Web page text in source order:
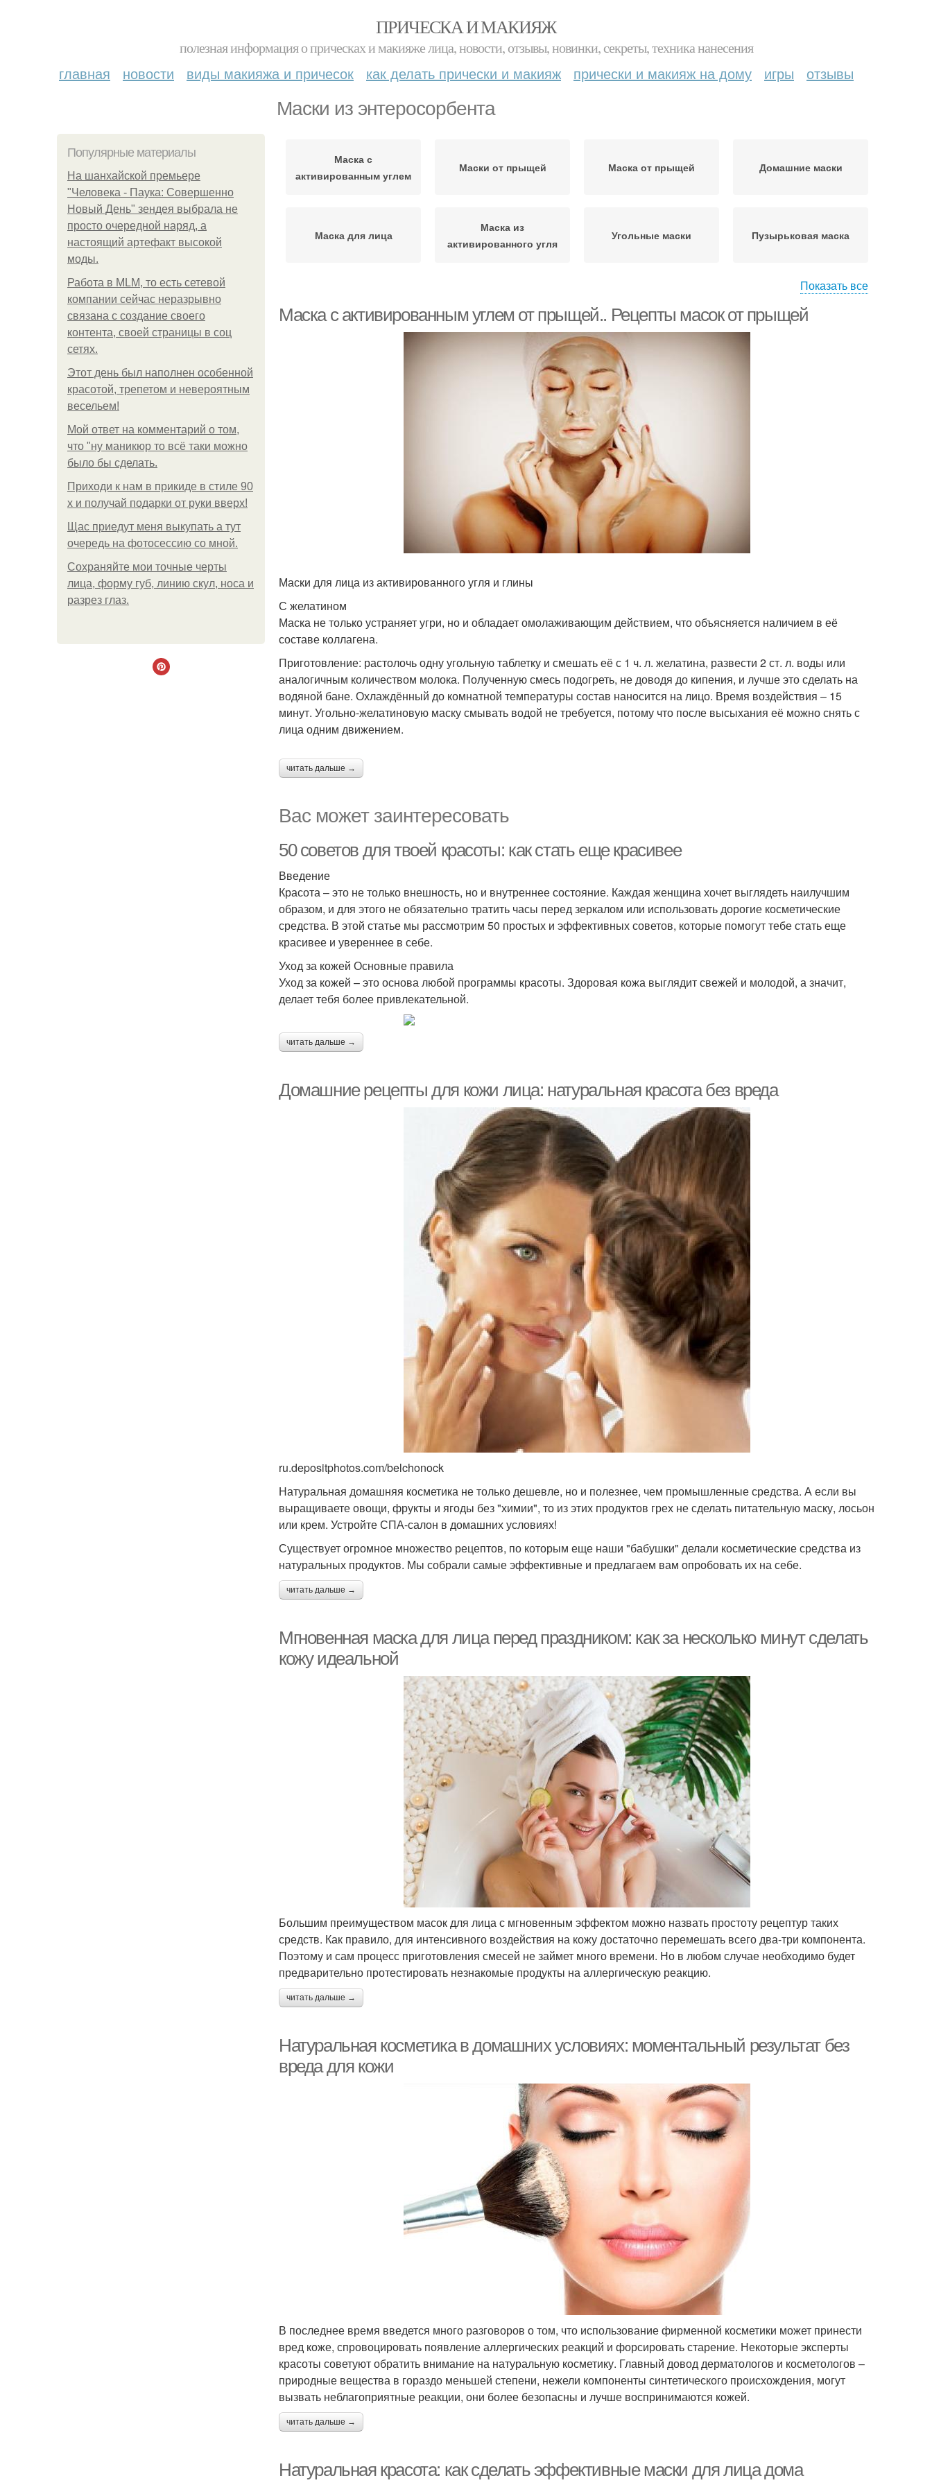
ПРИЧЕСКА И МАКИЯЖ
полезная информация о прическах и макияже лица, новости, отзывы, новинки, секреты, техника нанесения
главная новости виды макияжа и причесок как делать прически и макияж прически и макияж на дому игры отзывы
Маски из энтеросорбента
Популярные материалы
На шанхайской премьере
"Человека - Паука: Совершенно
Новый День" зендея выбрала не
просто очередной наряд, а
настоящий артефакт высокой
моды.
Работа в MLM, то есть сетевой
компании сейчас неразрывно
связана с создание своего
контента, своей страницы в соц
сетях.
Этот день был наполнен особенной
красотой, трепетом и невероятным
весельем!
Мой ответ на комментарий о том,
что "ну маникюр то всё таки можно
было бы сделать.
Приходи к нам в прикиде в стиле 90
х и получай подарки от руки вверх!
Щас приедут меня выкупать а тут
очередь на фотосессию со мной.
Сохраняйте мои точные черты
лица, форму губ, линию скул, носа и
разрез глаз.
Маска с
активированным углем
Маски от прыщей Маска от прыщей Домашние маски
Маска для лица
Маска из
активированного угля
Угольные маски Пузырьковая маска
Показать все
Маска с активированным углем от прыщей.. Рецепты масок от прыщей
Маски для лица из активированного угля и глины
С желатином
Маска не только устраняет угри, но и обладает омолаживающим действием, что объясняется наличием в её
составе коллагена.
Приготовление: растолочь одну угольную таблетку и смешать её с 1 ч. л. желатина, развести 2 ст. л. воды или
аналогичным количеством молока. Полученную смесь подогреть, не доводя до кипения, и лучше это сделать на
водяной бане. Охлаждённый до комнатной температуры состав наносится на лицо. Время воздействия – 15
минут. Угольно-желатиновую маску смывать водой не требуется, потому что после высыхания её можно снять с
лица одним движением.
читать дальше →
Вас может заинтересовать
50 советов для твоей красоты: как стать еще красивее
Введение
Красота – это не только внешность, но и внутреннее состояние. Каждая женщина хочет выглядеть наилучшим
образом, и для этого не обязательно тратить часы перед зеркалом или использовать дорогие косметические
средства. В этой статье мы рассмотрим 50 простых и эффективных советов, которые помогут тебе стать еще
красивее и увереннее в себе.
Уход за кожей Основные правила
Уход за кожей – это основа любой программы красоты. Здоровая кожа выглядит свежей и молодой, а значит,
делает тебя более привлекательной.
читать дальше →
Домашние рецепты для кожи лица: натуральная красота без вреда
ru.depositphotos.com/belchonock
Натуральная домашняя косметика не только дешевле, но и полезнее, чем промышленные средства. А если вы
выращиваете овощи, фрукты и ягоды без "химии", то из этих продуктов грех не сделать питательную маску, лосьон
или крем. Устройте СПА-салон в домашних условиях!
Существует огромное множество рецептов, по которым еще наши "бабушки" делали косметические средства из
натуральных продуктов. Мы собрали самые эффективные и предлагаем вам опробовать их на себе.
читать дальше →
Мгновенная маска для лица перед праздником: как за несколько минут сделать
кожу идеальной
Большим преимуществом масок для лица с мгновенным эффектом можно назвать простоту рецептур таких
средств. Как правило, для интенсивного воздействия на кожу достаточно перемешать всего два-три компонента.
Поэтому и сам процесс приготовления смесей не займет много времени. Но в любом случае необходимо будет
предварительно протестировать незнакомые продукты на аллергическую реакцию.
читать дальше →
Натуральная косметика в домашних условиях: моментальный результат без
вреда для кожи
В последнее время введется много разговоров о том, что использование фирменной косметики может принести
вред коже, спровоцировать появление аллергических реакций и форсировать старение. Некоторые эксперты
красоты советуют обратить внимание на натуральную косметику. Главный довод дерматологов и косметологов –
природные вещества в гораздо меньшей степени, нежели компоненты синтетического происхождения, могут
вызвать неблагоприятные реакции, они более безопасны и лучше воспринимаются кожей.
читать дальше →
Натуральная красота: как сделать эффективные маски для лица дома